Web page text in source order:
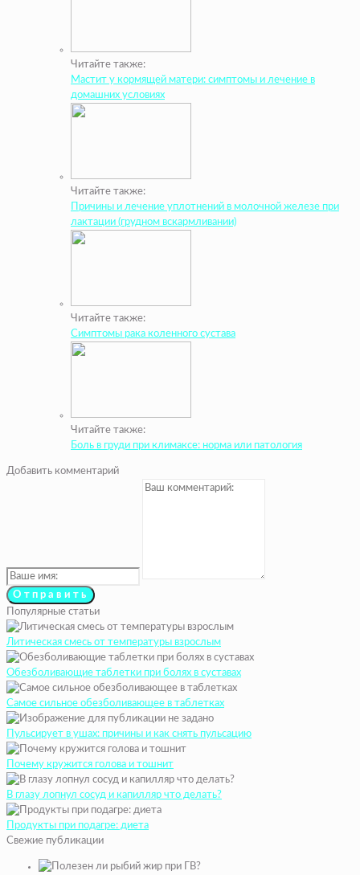
Читайте также:
Мастит у кормящей матери: симптомы и лечение в
домашних условиях
Читайте также:
Причины и лечение уплотнений в молочной железе при
лактации (грудном вскармливании)
Читайте также:
Симптомы рака коленного сустава
Читайте также:
Боль в груди при климаксе: норма или патология
Добавить комментарий
Популярные статьи
Литическая смесь от температуры взрослым
Обезболивающие таблетки при болях в суставах
Самое сильное обезболивающее в таблетках
Пульсирует в ушах: причины и как снять пульсацию
Почему кружится голова и тошнит
В глазу лопнул сосуд и капилляр что делать?
Продукты при подагре: диета
Свежие публикации